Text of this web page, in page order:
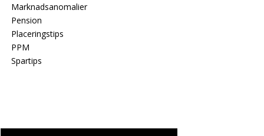
Marknadsanomalier
Pension
Placeringstips
PPM
Spartips